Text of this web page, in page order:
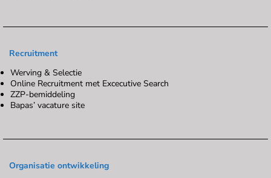
Recruitment
Werving & Selectie
Online Recruitment met Excecutive Search
ZZP-bemiddeling
Bapas’ vacature site
Organisatie ontwikkeling